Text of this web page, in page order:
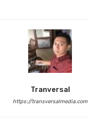
Tranversal
https://transversalmedia.com